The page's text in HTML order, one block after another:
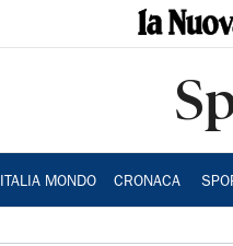
ITALIA MONDO CRONACA